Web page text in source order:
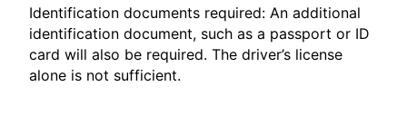
Identification documents required: An additional
identification document, such as a passport or ID
card will also be required. The driver’s license
alone is not sufficient.